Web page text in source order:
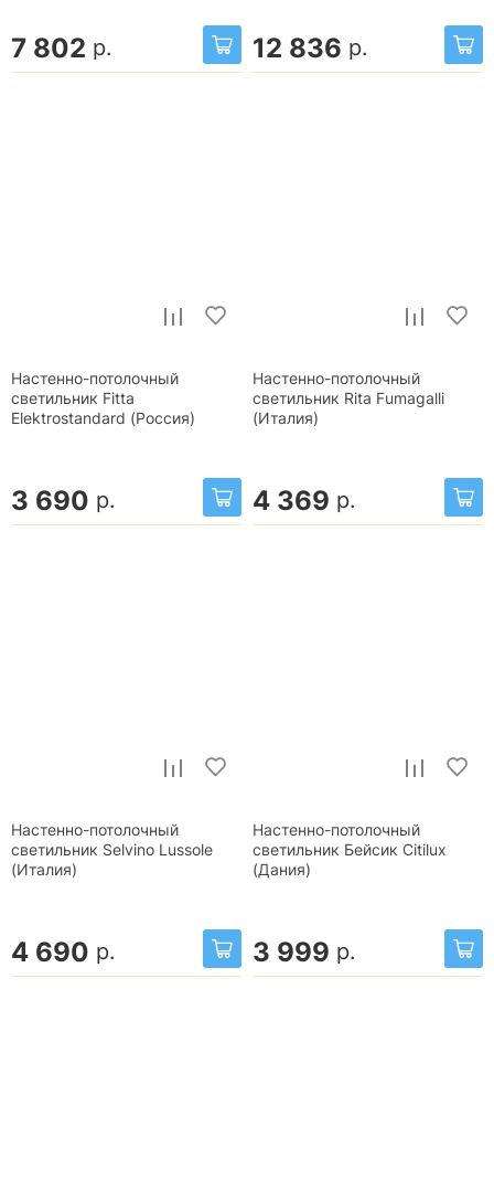
7 802 р. 12 836 р.
Настенно-потолочный
светильник Fitta
Elektrostandard (Россия)
3 690 р.
Настенно-потолочный
светильник Rita Fumagalli
(Италия)
4 369 р.
Настенно-потолочный
светильник Selvino Lussole
(Италия)
4 690 р.
Настенно-потолочный
светильник Бейсик Citilux
(Дания)
3 999 р.